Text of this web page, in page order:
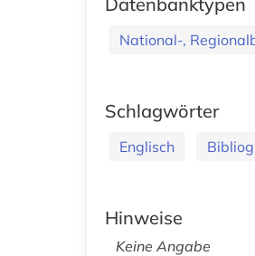
National-,
Schlagwörter
Englisch
Hinweise
Keine Angabe